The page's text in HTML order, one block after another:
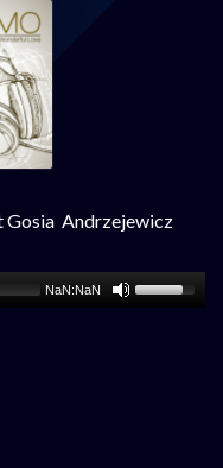
Gosia Andrzejewicz
NaN:NaN